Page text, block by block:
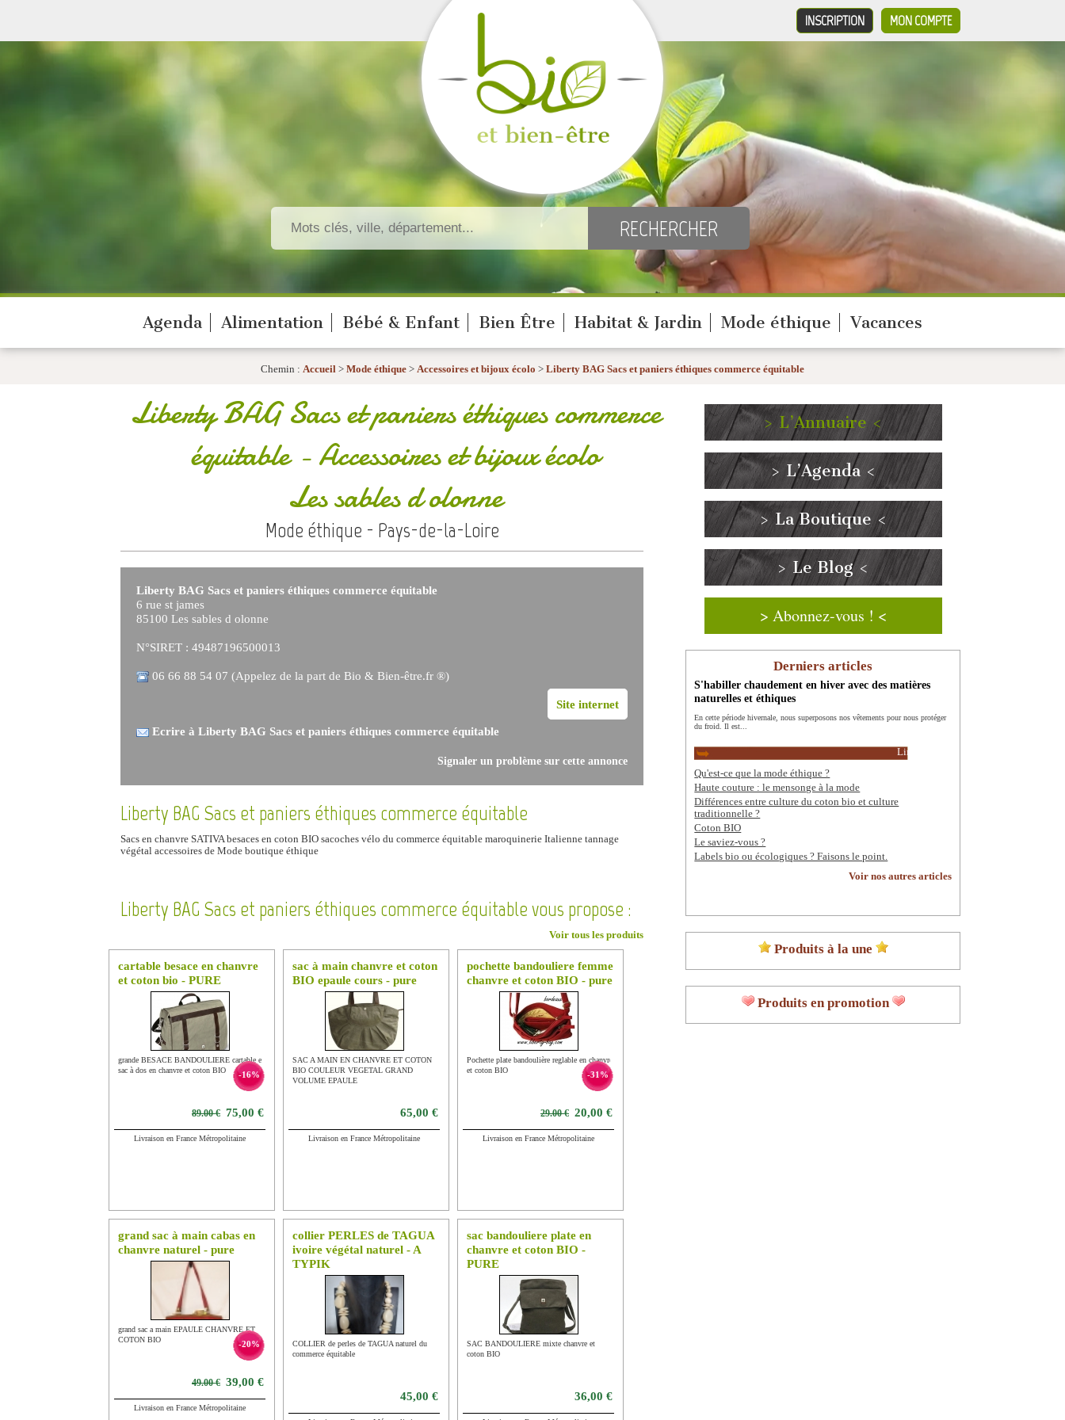
MON COMPTE
INSCRIPTION
Agenda Alimentation Bébé & Enfant Bien Être Habitat & Jardin Mode éthique Vacances
Chemin : Accueil > Mode éthique > Accessoires et bijoux écolo > Liberty BAG Sacs et paniers éthiques commerce équitable
Liberty BAG Sacs et paniers éthiques commerce
équitable- Accessoires et bijoux écolo
Les sables d olonne
Mode éthique - Pays-de-la-Loire
Liberty BAG Sacs et paniers éthiques commerce équitable
6 rue st james
85100 Les sables d olonne
N°SIRET : 49487196500013
06 66 88 54 07 (Appelez de la part de Bio & Bien-être.fr ®)
Site internet
Ecrire à Liberty BAG Sacs et paniers éthiques commerce équitable
Signaler un problème sur cette annonce
Liberty BAG Sacs et paniers éthiques commerce équitable
Sacs en chanvre SATIVA besaces en coton BIO sacoches vélo du commerce équitable maroquinerie Italienne tannage
végétal accessoires de Mode boutique éthique
Liberty BAG Sacs et paniers éthiques commerce équitable vous propose :
Voir tous les produits
cartable besace en chanvre
et coton bio - PURE
grande BESACE BANDOULIERE cartable et
sac à dos en chanvre et coton BIO
89.00 € 75,00 €
-16%
Livraison en France Métropolitaine
sac à main chanvre et coton
BIO epaule cours - pure
SAC A MAIN EN CHANVRE ET COTON
BIO COULEUR VEGETAL GRAND
VOLUME EPAULE
65,00 €
Livraison en France Métropolitaine
pochette bandouliere femme
chanvre et coton BIO - pure
Pochette plate bandoulière reglable en chanvre
et coton BIO
29.00 € 20,00 €
-31%
Livraison en France Métropolitaine
grand sac à main cabas en
chanvre naturel - pure
grand sac a main EPAULE CHANVRE ET
COTON BIO
49.00 € 39,00 €
-20%
Livraison en France Métropolitaine
collier PERLES de TAGUA
ivoire végétal naturel - A
TYPIK
COLLIER de perles de TAGUA naturel du
commerce équitable
45,00 €
sac bandouliere plate en
chanvre et coton BIO -
PURE
SAC BANDOULIERE mixte chanvre et
coton BIO
36,00 €
> L’Annuaire <
> L’Agenda <
> La Boutique <
> Le Blog <
> Abonnez-vous ! <
Derniers articles
S'habiller chaudement en hiver avec des matières
naturelles et éthiques
En cette période hivernale, nous superposons nos vêtements pour nous protéger
du froid. Il est...
Lire la suite
Qu'est-ce que la mode éthique ?
Haute couture : le mensonge à la mode
Différences entre culture du coton bio et culture
traditionnelle ?
Coton BIO
Le saviez-vous ?
Labels bio ou écologiques ? Faisons le point.
Voir nos autres articles
Produits à la une
Produits en promotion